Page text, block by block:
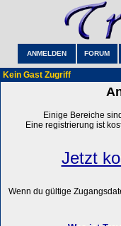
ANMELDEN FORUM
Kein Gast Zugriff
Einige Bereiche
Eine registrierung ist
Jetzt
Wenn du gültige